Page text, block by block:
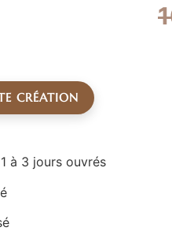
CRÉATION
à 3 jours ouvrés